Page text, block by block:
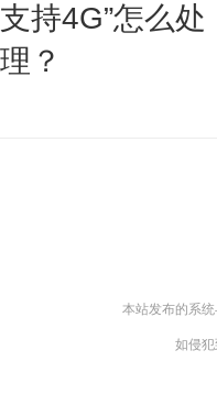
本站发布的系
如侵